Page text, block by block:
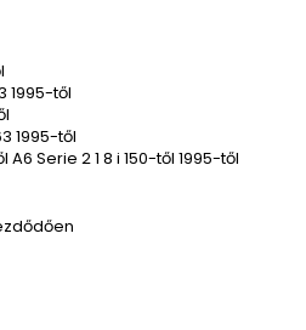
1995-től
1995-től
A6 Serie 2 1 8 i 150-től 1995-től